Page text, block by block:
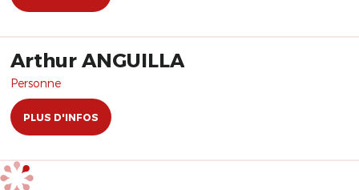
Arthur ANGUILLA
Personne
PLUS D'INFOS